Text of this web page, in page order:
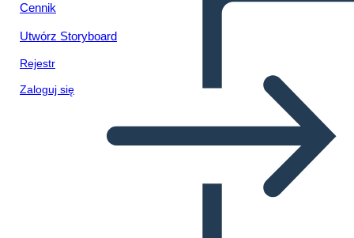
Cennik
Utwórz Storyboard
Rejestr
Zaloguj się